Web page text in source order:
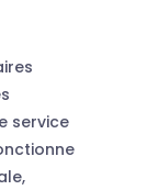
service